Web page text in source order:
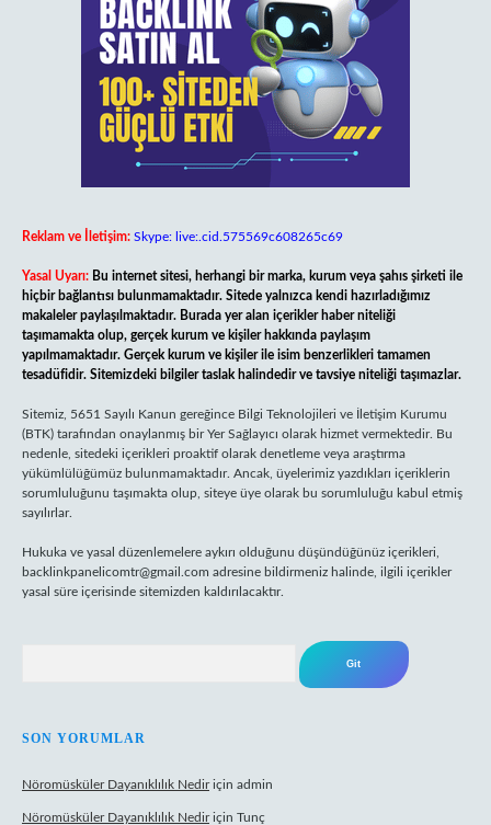
Reklam ve İletişim: Skype: live:.cid.575569c608265c69
Yasal Uyarı: Bu internet sitesi, herhangi bir marka, kurum veya şahıs şirketi ile
hiçbir bağlantısı bulunmamaktadır. Sitede yalnızca kendi hazırladığımız
makaleler paylaşılmaktadır. Burada yer alan içerikler haber niteliği
taşımamakta olup, gerçek kurum ve kişiler hakkında paylaşım
yapılmamaktadır. Gerçek kurum ve kişiler ile isim benzerlikleri tamamen
tesadüfidir. Sitemizdeki bilgiler taslak halindedir ve tavsiye niteliği taşımazlar.
Sitemiz, 5651 Sayılı Kanun gereğince Bilgi Teknolojileri ve İletişim Kurumu
(BTK) tarafından onaylanmış bir Yer Sağlayıcı olarak hizmet vermektedir. Bu
nedenle, sitedeki içerikleri proaktif olarak denetleme veya araştırma
yükümlülüğümüz bulunmamaktadır. Ancak, üyelerimiz yazdıkları içeriklerin
sorumluluğunu taşımakta olup, siteye üye olarak bu sorumluluğu kabul etmiş
sayılırlar.
Hukuka ve yasal düzenlemelere aykırı olduğunu düşündüğünüz içerikleri,
backlinkpanelicomtr@gmail.com adresine bildirmeniz halinde, ilgili içerikler
yasal süre içerisinde sitemizden kaldırılacaktır.
SON YORUMLAR
Nöromüsküler Dayanıklılık Nediriçin admin
Nöromüsküler Dayanıklılık Nediriçin Tunç